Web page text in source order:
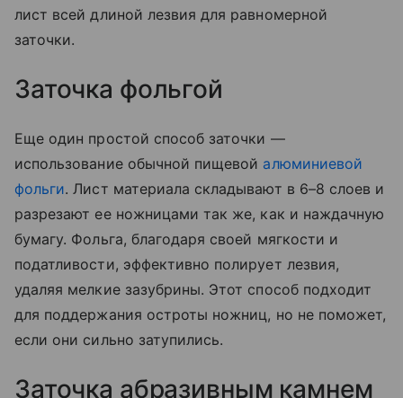
лист всей длиной лезвия для равномерной
заточки.
Заточка фольгой
Еще один простой способ заточки —
использование обычной пищевой алюминиевой
фольги. Лист материала складывают в 6–8 слоев и
разрезают ее ножницами так же, как и наждачную
бумагу. Фольга, благодаря своей мягкости и
податливости, эффективно полирует лезвия,
удаляя мелкие зазубрины. Этот способ подходит
для поддержания остроты ножниц, но не поможет,
если они сильно затупились.
Заточка абразивным камнем